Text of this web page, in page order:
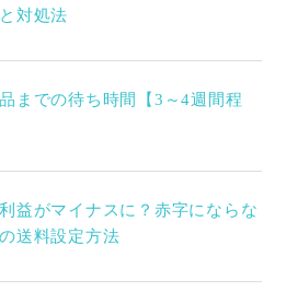
対処法
品までの待ち時間【3～4週間程
益がマイナスに？赤字にならな
送料設定方法